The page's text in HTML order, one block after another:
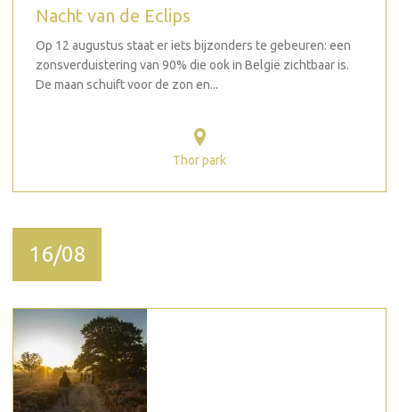
Nacht van de Eclips
Op 12 augustus staat er iets bijzonders te gebeuren: een
zonsverduistering van 90% die ook in België zichtbaar is.
De maan schuift voor de zon en...
Thor park
16/08